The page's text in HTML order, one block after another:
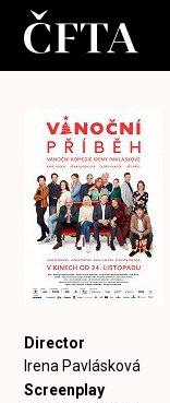
Director
Irena Pavlásková
Screenplay